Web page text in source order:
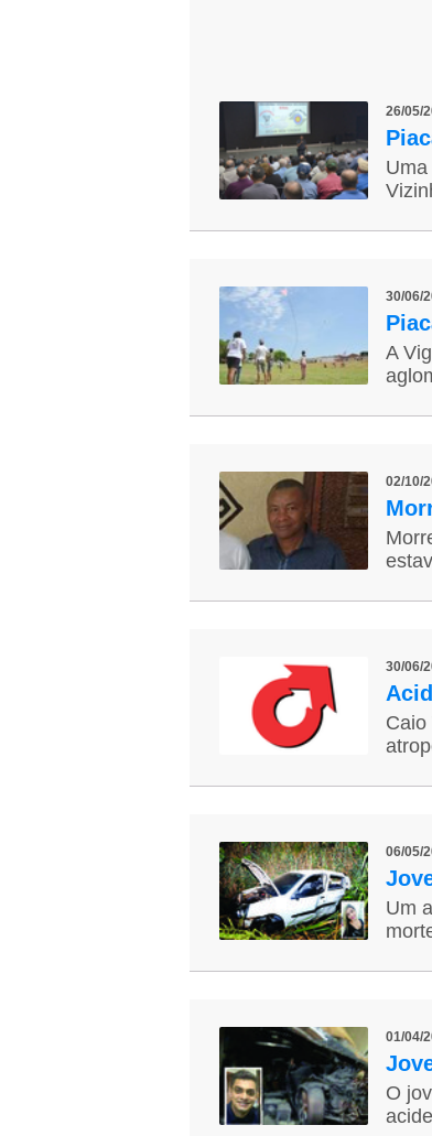
26/05/
30/06/
A
02/10/
30/06/
Caio
06/05/
Um
01/04/
O